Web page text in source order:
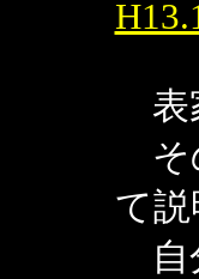
表
そ
て説
自